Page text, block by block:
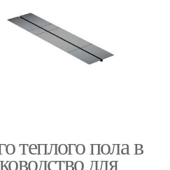
теплого пола в
для